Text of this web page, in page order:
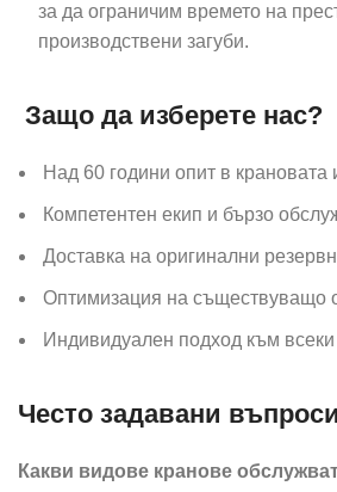
за да ограничим времето на
производствени загуби.
Защо да изберете нас?
Над 60 години опит в крановата
Компетентен екип и бързо
Доставка на оригинални
Оптимизация на съществуващо
Индивидуален подход към
Често задавани
Какви видове кранове